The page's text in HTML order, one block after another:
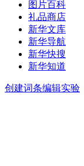
图片百科
礼品商店
新华文库
新华导航
新华快搜
新华知道
创建词条编辑实验